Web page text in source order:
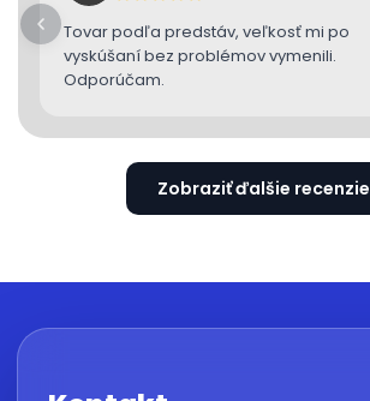
Tovar podľa predstáv, veľkosť mi po
vyskúšaní bez problémov vymenili.
Odporúčam.
Zobraziť ďalšie recenzie